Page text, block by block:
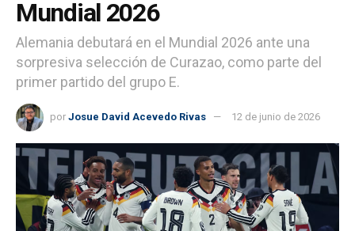
Mundial 2026
Alemania debutará en el Mundial 2026 ante una
sorpresiva selección de Curazao, como parte del
primer partido del grupo E.
por Josue David Acevedo Rivas 12 de junio de 2026